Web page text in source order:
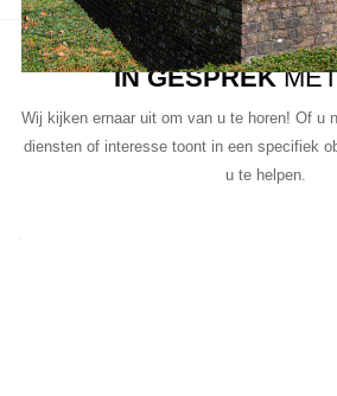
IN GESPREK
Wij kijken ernaar uit om van u te horen! Of u
diensten of interesse toont in een specifiek
u te helpen.